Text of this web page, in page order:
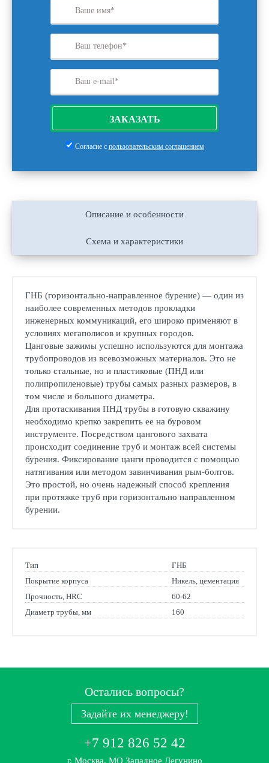
ЗАКАЗАТЬ
Согласие с пользовательским соглашением
Описание и особенности
Схема и характеристики
ГНБ (горизонтально­-направленное бурение) — один из
наиболее современных методов прокладки
инженерных коммуникаций, его широко применяют в
условиях мегаполисов и крупных городов.
Цанговые зажимы успешно используются для монтажа
трубопроводов из всевозможных материалов. Это не
только стальные, но и пластиковые (ПНД или
полипропиленовые) трубы самых разных размеров, в
том числе и большого диаметра.
Для протаскивания ПНД трубы в готовую скважину
необходимо крепко закрепить ее на буровом
инструменте. Посредством цангового захвата
происходит соединение труб и монтаж всей системы
бурения. Фиксирование цанги проводится с помощью
натягивания или методом завинчивания рым-болтов.
Это простой, но очень надежный способ крепления
при протяжке труб при горизонтально направленном
бурении.
Тип
ГНБ
Покрытие корпуса
Никель, цементация
Прочность, HRC
60-62
Диаметр трубы, мм
160
Остались вопросы?
Задайте их менеджеру!
+7 912 826 52 42
г. Москва, МО Западное Дегунино